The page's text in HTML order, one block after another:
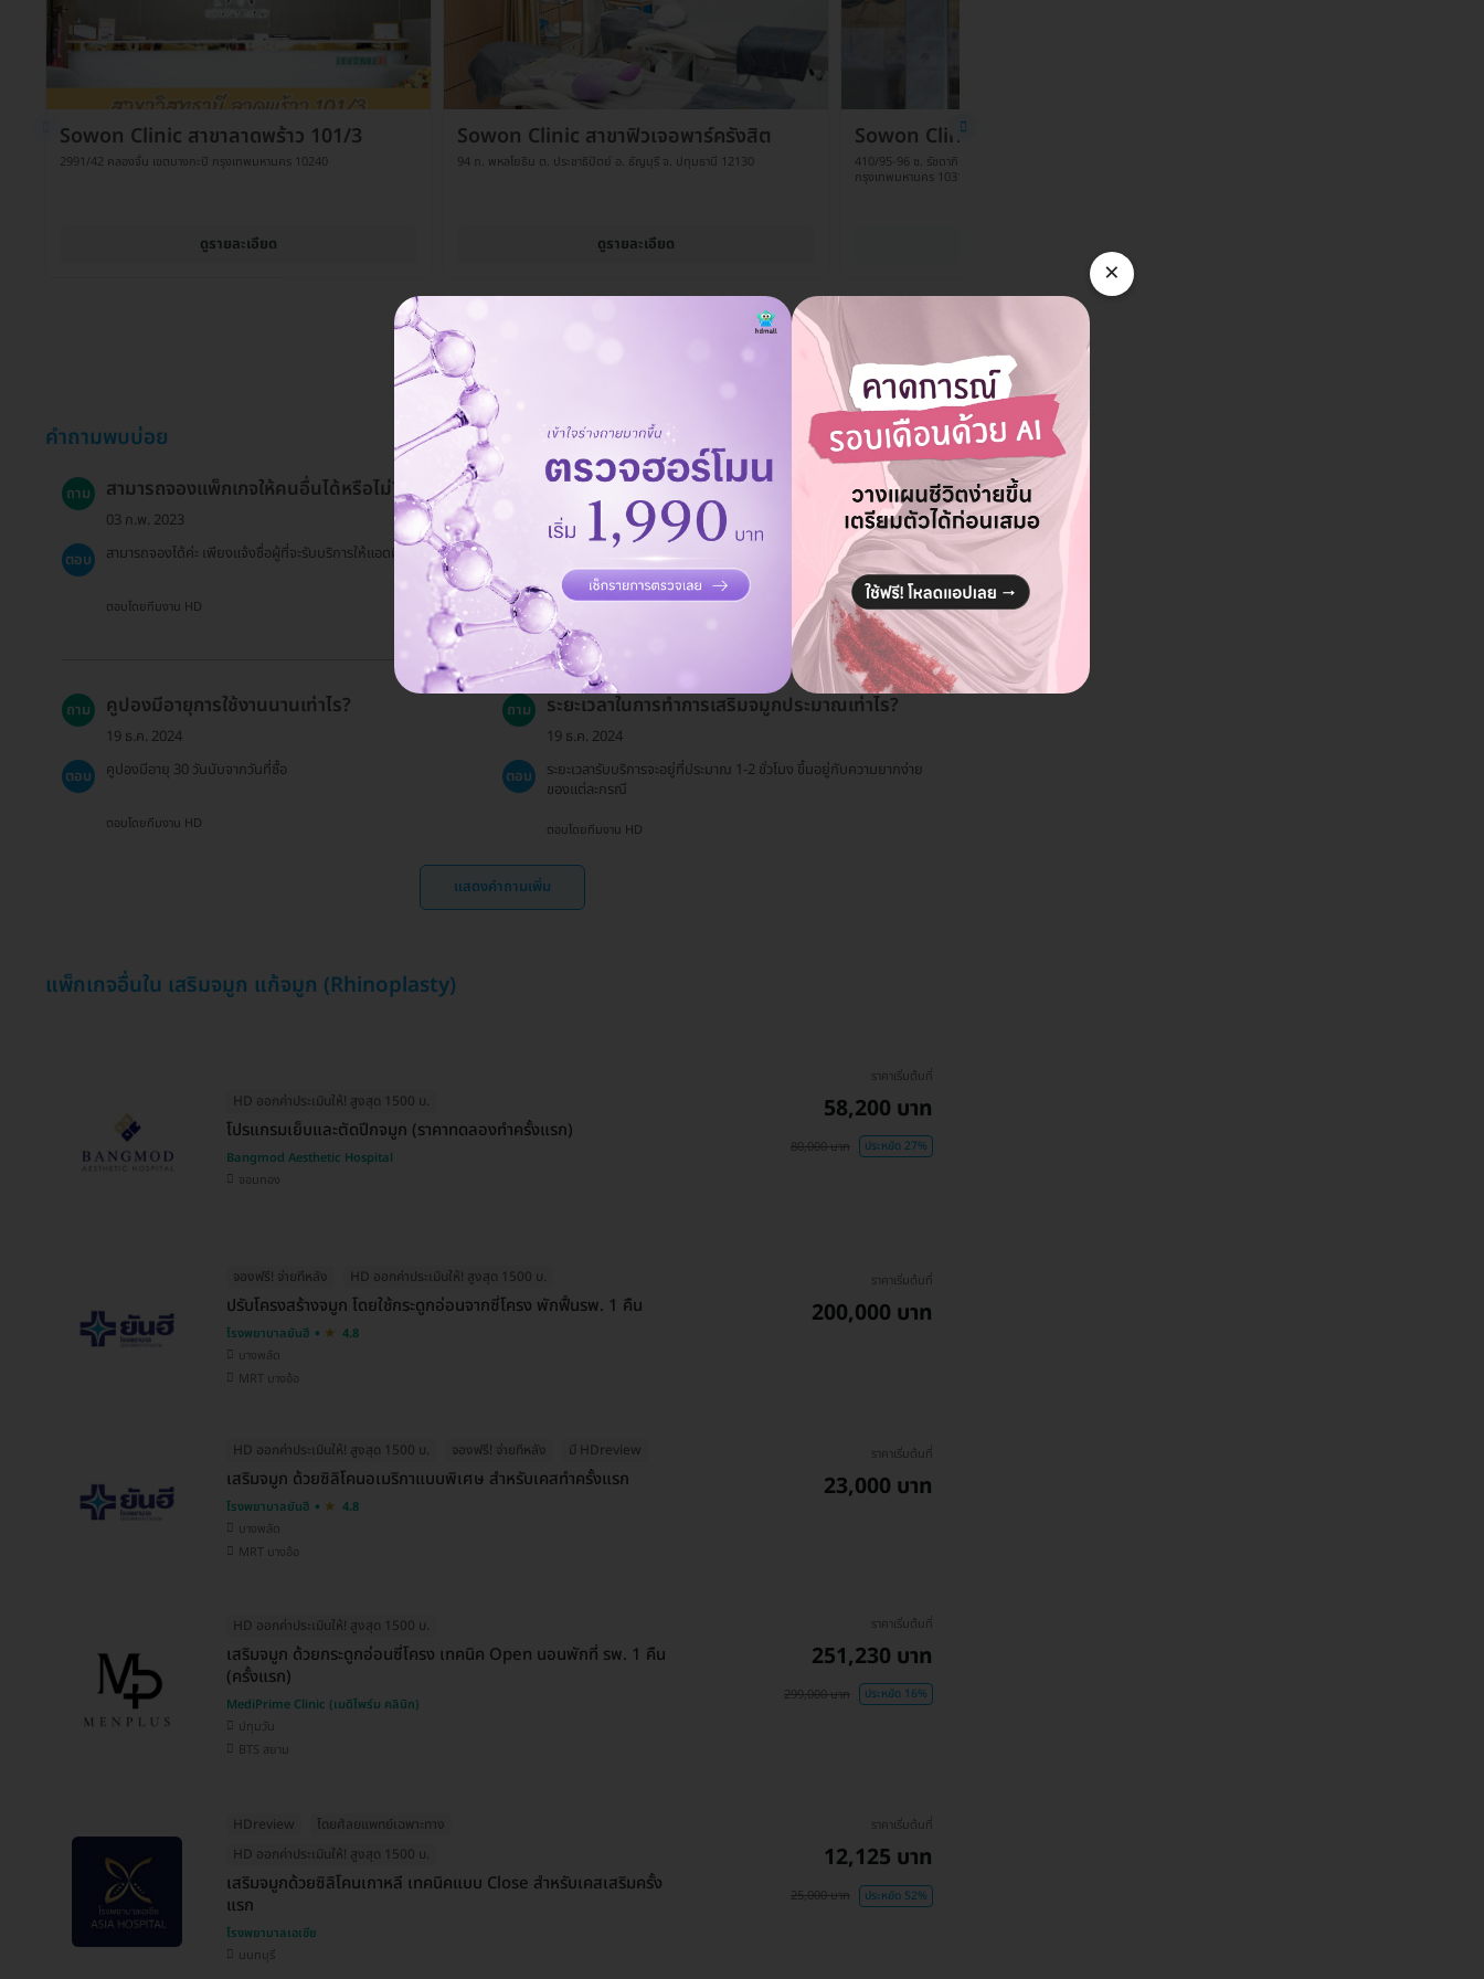
Sowon Clinic สาขาลาดพร้าว 101/3
2991/42 คลองจั่น เขตบางกะปิ กรุงเทพมหานคร 10240
ดูรายละเอียด
Sowon Clinic สาขาฟิวเจอพาร์ครังสิต
94 ถ. พหลโยธิน ต. ประชาธิปัตย์ อ. ธัญบุรี จ. ปทุมธานี 12130
ดูรายละเอียด
Sowon Clinic สาขารัชดาภิเษก 22
410/95-96 ซ. รัชดาภิเษก 22 แขวงสามเสนนอก เขตห้วยขวาง
กรุงเทพมหานคร 10310
คำถามพบบ่อย
ถาม สามารถจองแพ็กเกจให้คนอื่นได้หรือไม่?
03 ก.พ. 2023
ตอบ
สามารถจองได้ค่ะ เพียงแจ้งชื่อผู้ที่จะรับบริการให้แอดมินทราบ
ตอบโดยทีมงาน HD
ระยะเวลาฟื้นตัวหลังการเสริมจมูกเป็นอย่างไร?
19 ธ.ค. 2024
ระยะเวลาฟื้นตัวประมาณ 1-2 สัปดาห์ ขึ้นอยู่กับการดูแลหลังการผ่าตัด
และสภาพร่างกายของแต่ละบุคคล
ตอบโดยทีมงาน HD
ถาม คูปองมีอายุการใช้งานนานเท่าไร?
19 ธ.ค. 2024
ตอบ
คูปองมีอายุ 30 วันนับจากวันที่ซื้อ
ตอบโดยทีมงาน HD
ถาม ระยะเวลาในการทำการเสริมจมูกประมาณเท่าไร?
19 ธ.ค. 2024
ตอบ
ระยะเวลารับบริการจะอยู่ที่ประมาณ 1-2 ชั่วโมง ขึ้นอยู่กับความยากง่าย
ของแต่ละกรณี
ตอบโดยทีมงาน HD
แสดงคำถามเพิ่ม
แพ็กเกจอื่นใน เสริมจมูก แก้จมูก (Rhinoplasty)
HD ออกค่าประเมินให้! สูงสุด 1500 บ.
โปรแกรมเย็บและตัดปีกจมูก (ราคาทดลองทำครั้งแรก)
Bangmod Aesthetic Hospital
จอมทอง
ราคาเริ่มต้นที่
58,200 บาท
80,000 บาท ประหยัด 27%
จองฟรี! จ่ายทีหลัง HD ออกค่าประเมินให้! สูงสุด 1500 บ.
ปรับโครงสร้างจมูก โดยใช้กระดูกอ่อนจากซี่โครง พักฟื้นรพ. 1 คืน
โรงพยาบาลยันฮี
4.8
บางพลัด
MRT บางอ้อ
ราคาเริ่มต้นที่
200,000 บาท
HD ออกค่าประเมินให้! สูงสุด 1500 บ. จองฟรี! จ่ายทีหลัง มี HDreview
เสริมจมูก ด้วยซิลิโคนอเมริกาแบบพิเศษ สำหรับเคสทำครั้งแรก
โรงพยาบาลยันฮี
4.8
บางพลัด
MRT บางอ้อ
ราคาเริ่มต้นที่
23,000 บาท
HD ออกค่าประเมินให้! สูงสุด 1500 บ.
เสริมจมูก ด้วยกระดูกอ่อนซี่โครง เทคนิค Open นอนพักที่ รพ. 1 คืน
(ครั้งแรก)
MediPrime Clinic (เมดิไพร์ม คลินิก)
ปทุมวัน
BTS สยาม
ราคาเริ่มต้นที่
251,230 บาท
299,000 บาท ประหยัด 16%
HDreview
โดยศัลยแพทย์เฉพาะทาง
HD ออกค่าประเมินให้! สูงสุด 1500 บ.
เสริมจมูกด้วยซิลิโคนเกาหลี เทคนิคแบบ Close สำหรับเคสเสริมครั้ง
แรก
โรงพยาบาลเอเซีย
นนทบุรี
ราคาเริ่มต้นที่
12,125 บาท
25,000 บาท ประหยัด 52%
×